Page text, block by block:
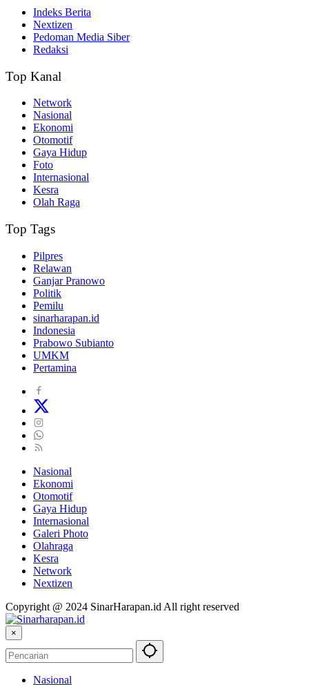
Indeks Berita
Nextizen
Pedoman Media Siber
Redaksi
Top Kanal
Network
Nasional
Ekonomi
Otomotif
Gaya Hidup
Foto
Internasional
Kesra
Olah Raga
Top Tags
Pilpres
Relawan
Ganjar Pranowo
Politik
Pemilu
sinarharapan.id
Indonesia
Prabowo Subianto
UMKM
Pertamina
Nasional
Ekonomi
Otomotif
Gaya Hidup
Internasional
Galeri Photo
Olahraga
Kesra
Network
Nextizen
Copyright @ 2024 SinarHarapan.id All right reserved
×
Nasional